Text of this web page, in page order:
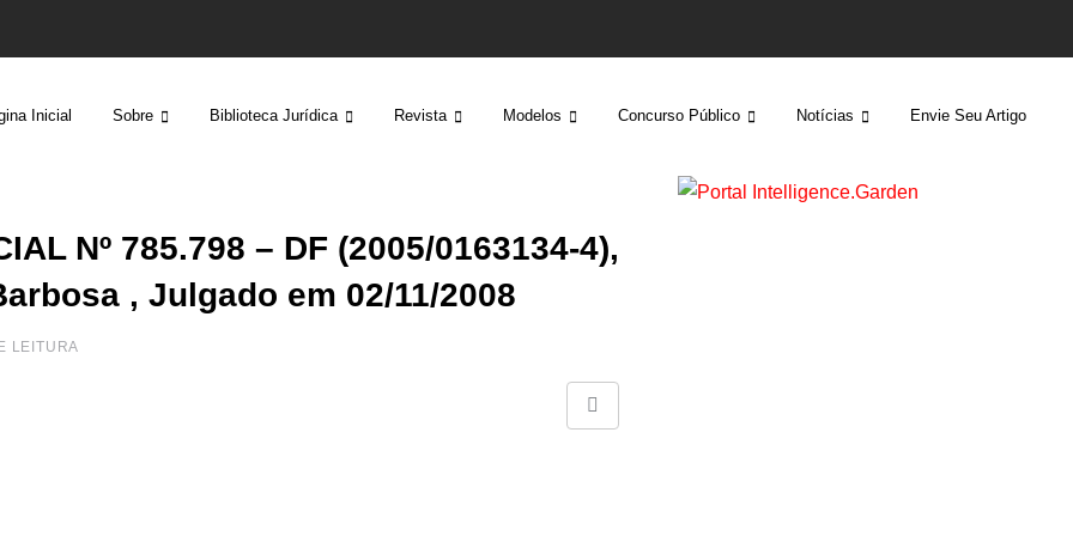
Inicial Sobre Biblioteca Jurídica Revista Modelos Concurso Público Notícias Envie Seu Artigo
Nº 785.798 – DF (2005/0163134-4),
, Julgado em 02/11/2008
LEITURA